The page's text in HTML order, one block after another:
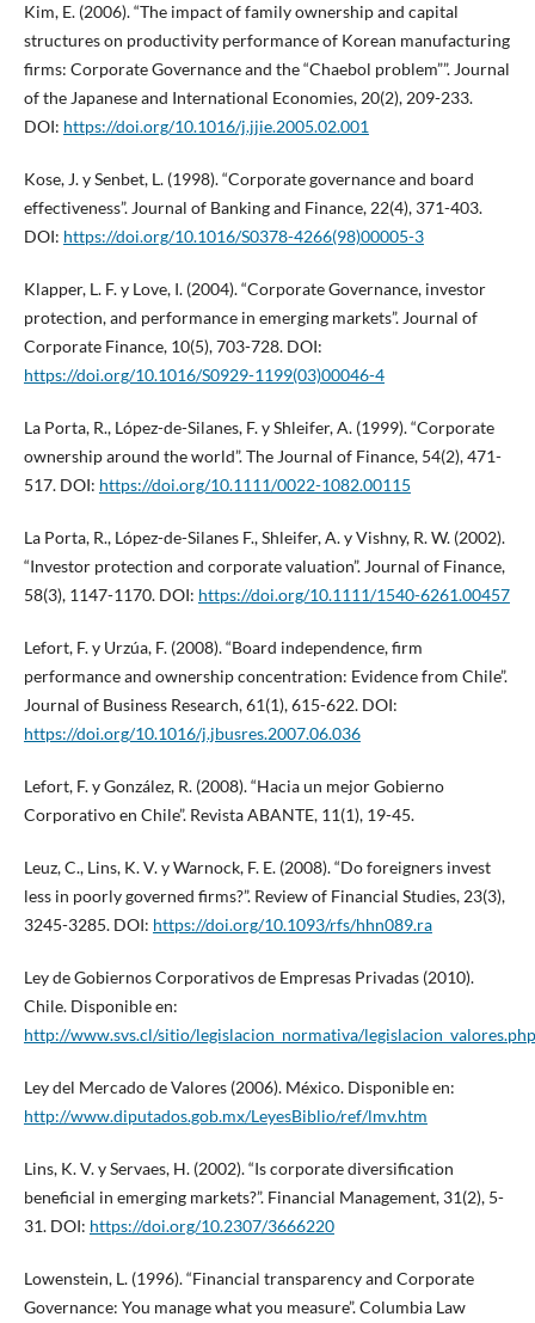
Kim, E. (2006). “The impact of family ownership and capital
structures on productivity performance of Korean manufacturing
firms: Corporate Governance and the “Chaebol problem””. Journal
of the Japanese and International Economies, 20(2), 209-233.
DOI: https://doi.org/10.1016/j.jjie.2005.02.001
Kose, J. y Senbet, L. (1998). “Corporate governance and board
effectiveness”. Journal of Banking and Finance, 22(4), 371-403.
DOI: https://doi.org/10.1016/S0378-4266(98)00005-3
Klapper, L. F. y Love, I. (2004). “Corporate Governance, investor
protection, and performance in emerging markets”. Journal of
Corporate Finance, 10(5), 703-728. DOI:
https://doi.org/10.1016/S0929-1199(03)00046-4
La Porta, R., López-de-Silanes, F. y Shleifer, A. (1999). “Corporate
ownership around the world”. The Journal of Finance, 54(2), 471-
517. DOI: https://doi.org/10.1111/0022-1082.00115
La Porta, R., López-de-Silanes F., Shleifer, A. y Vishny, R. W. (2002).
“Investor protection and corporate valuation”. Journal of Finance,
58(3), 1147-1170. DOI: https://doi.org/10.1111/1540-6261.00457
Lefort, F. y Urzúa, F. (2008). “Board independence, firm
performance and ownership concentration: Evidence from Chile”.
Journal of Business Research, 61(1), 615-622. DOI:
https://doi.org/10.1016/j.jbusres.2007.06.036
Lefort, F. y González, R. (2008). “Hacia un mejor Gobierno
Corporativo en Chile”. Revista ABANTE, 11(1), 19-45.
Leuz, C., Lins, K. V. y Warnock, F. E. (2008). “Do foreigners invest
less in poorly governed firms?”. Review of Financial Studies, 23(3),
3245-3285. DOI: https://doi.org/10.1093/rfs/hhn089.ra
Ley de Gobiernos Corporativos de Empresas Privadas (2010).
Chile. Disponible en:
http://www.svs.cl/sitio/legislacion_normativa/legislacion_valores.php
Ley del Mercado de Valores (2006). México. Disponible en:
http://www.diputados.gob.mx/LeyesBiblio/ref/lmv.htm
Lins, K. V. y Servaes, H. (2002). “Is corporate diversification
beneficial in emerging markets?”. Financial Management, 31(2), 5-
31. DOI: https://doi.org/10.2307/3666220
Lowenstein, L. (1996). “Financial transparency and Corporate
Governance: You manage what you measure”. Columbia Law